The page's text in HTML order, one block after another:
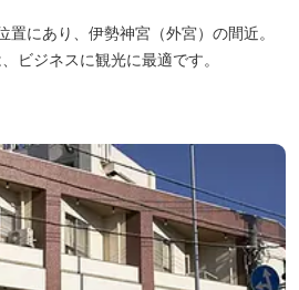
にあり、伊勢神宮（外宮）の間近。
ビジネスに観光に最適です。